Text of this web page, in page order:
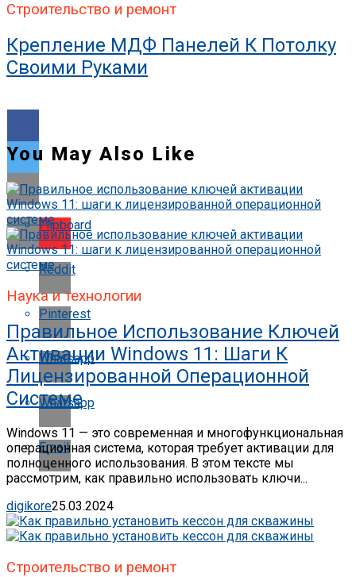
Строительство и ремонт
Крепление МДФ Панелей К Потолку
Своими Руками
Flipboard
Reddit
Pinterest
Whatsapp
Whatsapp
Email
You May Also Like
Наука и технологии
Правильное Использование Ключей
Активации Windows 11: Шаги К
Лицензированной Операционной
Системе
Windows 11 — это современная и многофункциональная
операционная система, которая требует активации для
полноценного использования. В этом тексте мы
рассмотрим, как правильно использовать ключи...
digikore25.03.2024
Строительство и ремонт